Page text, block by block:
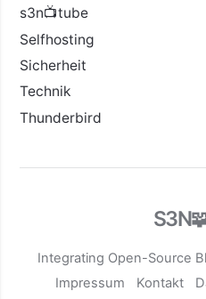
s3n📺tube
Selfhosting
Sicherheit
Technik
Thunderbird
Integrating Open-Source
Impressum
Kontakt